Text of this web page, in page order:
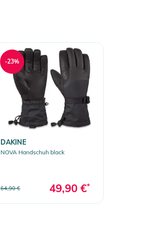
DAKINE
NOVA Handschuh black
64,90 € 49,90 €*
-23%